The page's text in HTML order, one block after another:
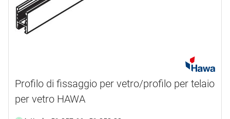
Profilo di fissaggio per vetro/profilo per telaio
per vetro HAWA